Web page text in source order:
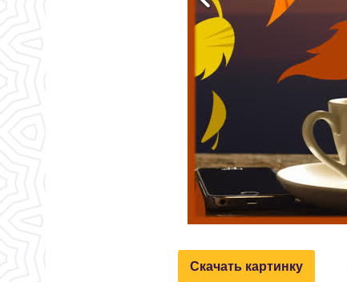
Скачать картинку